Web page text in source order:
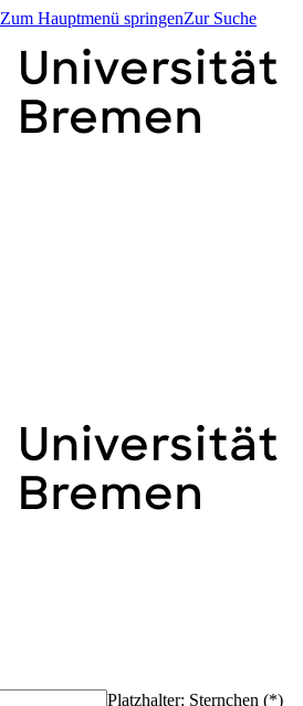
Zum Hauptmenü springenZur Suche
Platzhalter: Sternchen (*)